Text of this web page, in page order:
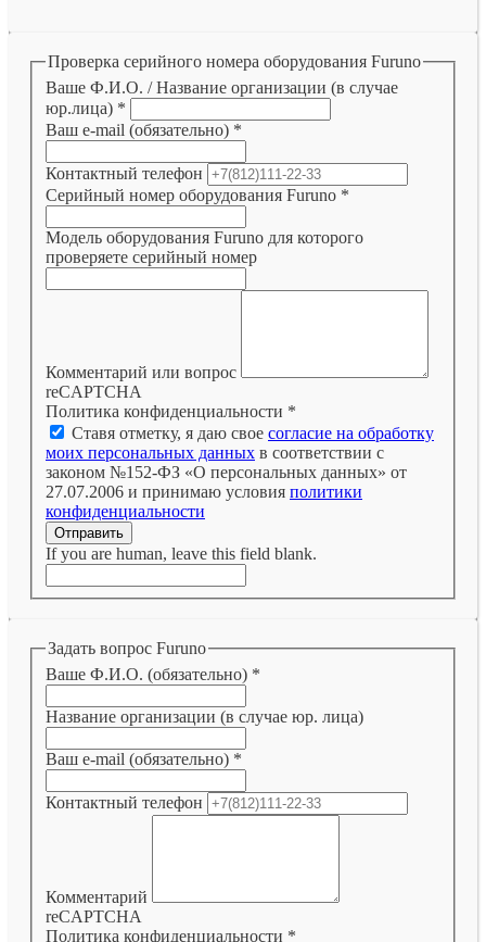
Проверка серийного номера оборудования Furuno
Ваше Ф.И.О. / Название организации (в случае
юр.лица) *
Ваш e-mail (обязательно) *
Контактный телефон
Серийный номер оборудования Furuno *
Модель оборудования Furuno для которого
проверяете серийный номер
Комментарий или вопрос
reCAPTCHA
Политика конфиденциальности *
Ставя отметку, я даю свое согласие на обработку
моих персональных данных в соответствии с
законом №152-ФЗ «О персональных данных» от
27.07.2006 и принимаю условия политики
конфиденциальности
Отправить
If you are human, leave this field blank.
Задать вопрос Furuno
Ваше Ф.И.О. (обязательно) *
Название организации (в случае юр. лица)
Ваш e-mail (обязательно) *
Контактный телефон
Комментарий
reCAPTCHA
Политика конфиденциальности *